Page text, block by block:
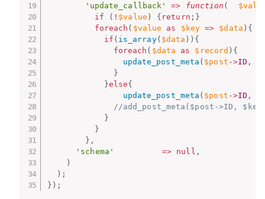
'update_callback'
=> function (
if
( ! $value ) { return ; }
foreach ( $value as $key => $data ) {
if ( is_array( $data ) ) {
foreach ( $data as $record ) {
update_post_meta ( $post ->ID ,
}
}else{
update_post_meta ( $post ->ID ,
//add_post_meta($post->ID,
}
}
} ,
'schema'
=> null ,
)
) ;
} ) ;